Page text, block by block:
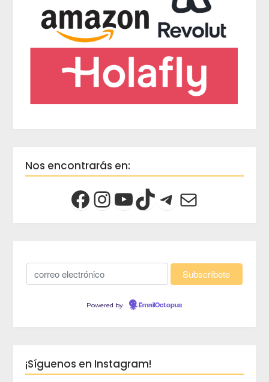
Nos encontrarás en:
Powered by EmailOctopus
¡Síguenos en Instagram!